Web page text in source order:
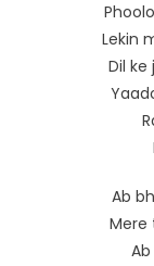
Lekin
Dil
Ab
Mere